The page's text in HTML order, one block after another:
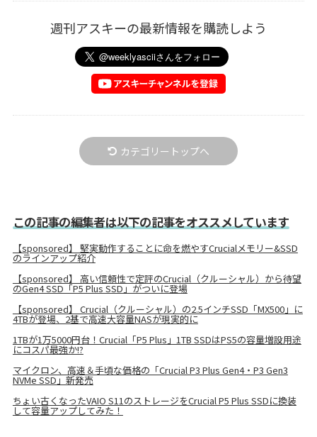
週刊アスキーの最新情報を購読しよう
カテゴリートップへ
この記事の編集者は以下の記事をオススメしています
【sponsored】 堅実動作することに命を燃やすCrucialメモリー&SSD
のラインアップ紹介
【sponsored】 高い信頼性で定評のCrucial（クルーシャル）から待望
のGen4 SSD「P5 Plus SSD」がついに登場
【sponsored】 Crucial（クルーシャル）の2.5インチSSD「MX500」に
4TBが登場、2基で高速大容量NASが現実的に
1TBが1万5000円台！Crucial「P5 Plus」1TB SSDはPS5の容量増設用途
にコスパ最強か!?
マイクロン、高速＆手頃な価格の「Crucial P3 Plus Gen4・P3 Gen3
NVMe SSD」新発売
ちょい古くなったVAIO S11のストレージをCrucial P5 Plus SSDに換装
して容量アップしてみた！